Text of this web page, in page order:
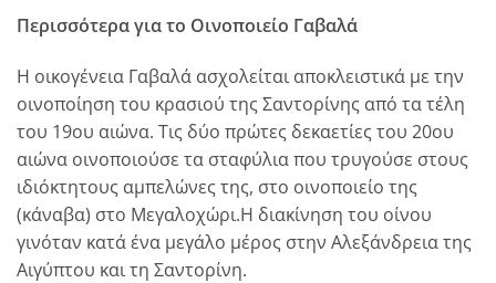
Περισσότερα για το Οινοποιείο Γαβαλά
H οικογένεια Γαβαλά ασχολείται αποκλειστικά με την
οινοποίηση του κρασιού της Σαντορίνης από τα τέλη
του 19ου αιώνα. Tις δύο πρώτες δεκαετίες του 20ου
αιώνα οινοποιούσε τα σταφύλια που τρυγούσε στους
ιδιόκτητους αμπελώνες της, στο οινοποιείο της
(κάναβα) στο Mεγαλοχώρι.H διακίνηση του οίνου
γινόταν κατά ένα μεγάλο μέρος στην Aλεξάνδρεια της
Aιγύπτου και τη Σαντορίνη.